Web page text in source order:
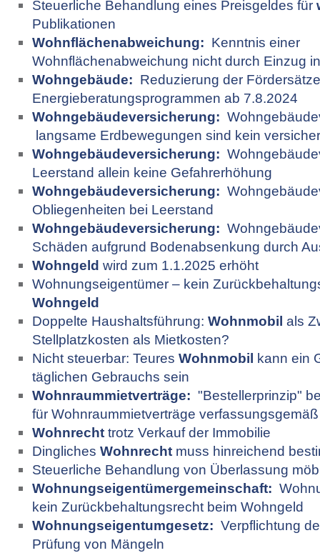
Steuerliche Behandlung eines Preisgeldes für
Publikationen
Wohnflächenabweichung: Kenntnis einer
Wohnflächenabweichung nicht durch Einzug
Wohngebäude: Reduzierung der
Energieberatungsprogrammen ab 7.8.2024
Wohngebäudeversicherung:
langsame Erdbewegungen sind kein
Wohngebäudeversicherung:
Leerstand allein keine Gefahrerhöhung
Wohngebäudeversicherung:
Obliegenheiten bei Leerstand
Wohngebäudeversicherung:
Schäden aufgrund Bodenabsenkung durch
Wohngeld wird zum 1.1.2025 erhöht
Wohnungseigentümer – kein
Wohngeld
Doppelte Haushaltsführung: Wohnmobil als
Stellplatzkosten als Mietkosten?
Nicht steuerbar: Teures Wohnmobil kann ein
täglichen Gebrauchs sein
Wohnraummietverträge: "Bestellerprinzip"
für Wohnraummietverträge verfassungsgemäß
Wohnrecht trotz Verkauf der Immobilie
Dingliches Wohnrecht muss hinreichend
Steuerliche Behandlung von Überlassung
Wohnungseigentümergemeinschaft:
kein Zurückbehaltungsrecht beim Wohngeld
Wohnungseigentumgesetz: Verpflichtung
Prüfung von Mängeln